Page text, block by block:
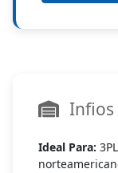
Infios
Ideal Para: